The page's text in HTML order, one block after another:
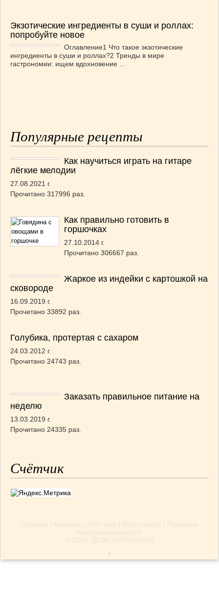
Экзотические ингредиенты в суши и роллах:
попробуйте новое
Оглавление1 Что такое экзотические
ингредиенты в суши и роллах?2 Тренды в мире
гастрономии: ищем вдохновение ...
Популярные рецепты
Как научиться играть на гитаре
лёгкие мелодии
27.08.2021 г.
Прочитано 317996 раз.
Как правильно готовить в
горшочках
27.10.2014 г.
Прочитано 306667 раз.
Жаркое из индейки с картошкой на
сковороде
16.09.2019 г.
Прочитано 33892 раз.
Голубика, протертая с сахаром
24.03.2012 г.
Прочитано 24743 раз.
Заказать правильное питание на
неделю
13.03.2019 г.
Прочитано 24335 раз.
Счётчик